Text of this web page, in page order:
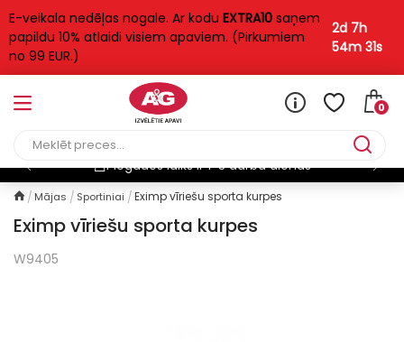
E-veikala nedēļas nogale. Ar kodu EXTRA10 saņem
papildu 10% atlaidi visiem apaviem. (Pirkumiem
no 99 EUR.)
2d 7h
54m 31s
0
Bezmaksas piegāde
Mājas Sportiniai Eximp vīriešu sporta kurpes
Eximp vīriešu sporta kurpes
W9405